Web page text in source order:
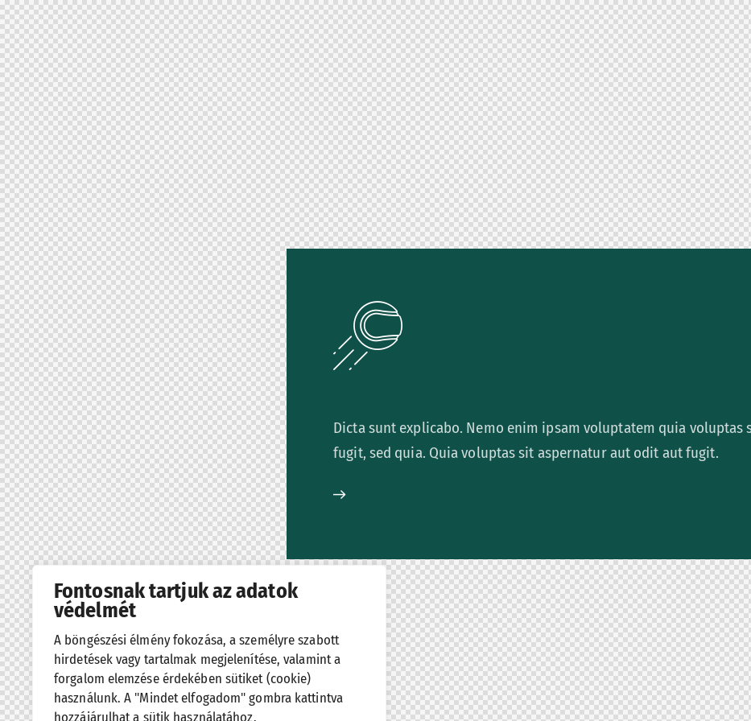
Fontosnak tartjuk az adatok
védelmét
A böngészési élmény fokozása, a személyre szabott
hirdetések vagy tartalmak megjelenítése, valamint a
forgalom elemzése érdekében sütiket (cookie)
használunk. A "Mindet elfogadom" gombra kattintva
hozzájárulhat a sütik használatához.
Dicta sunt explicabo. Nemo enim ipsam voluptatem quia
fugit, sed quia. Quia voluptas sit aspernatur aut odit aut fugit.